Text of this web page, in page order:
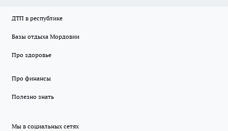
ДТП в республике
Базы отдыха Мордовии
Про здоровье
Про финансы
Полезно знать
Мы в социальных сетях